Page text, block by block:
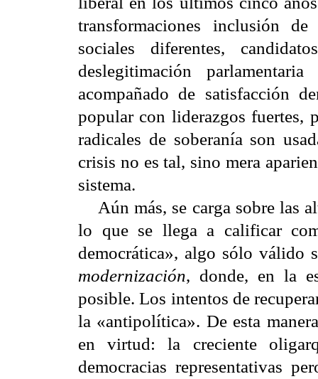
transformaciones inclusión
sociales diferentes,
deslegitimación
acompañado de satisfacción
popular con liderazgos fuertes,
radicales de soberanía son
crisis no es tal, sino mera
sistema.
Aún más, se carga sobre las
lo que se llega a calificar
democrática», algo sólo válido
modernización, donde, en la
posible. Los intentos de
la «antipolítica». De esta
en virtud: la creciente
democracias representativas